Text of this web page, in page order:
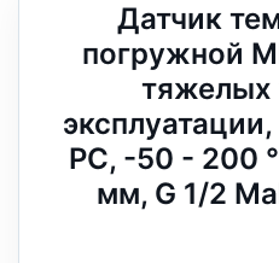
Датчик
погружной
тяжелых
РС, -50 - 200
мм, G 1/2